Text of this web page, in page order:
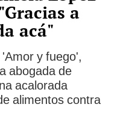
a
acá"
y fuego',
abogada de
acalorada
alimentos contra